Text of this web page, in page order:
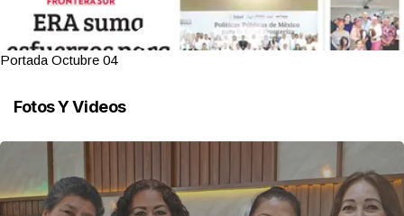
Portada Octubre 04
Fotos Y Videos